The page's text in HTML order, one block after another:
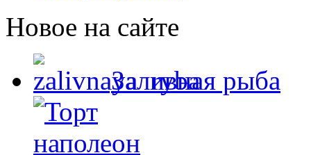
Новое на сайте
Заливная рыба